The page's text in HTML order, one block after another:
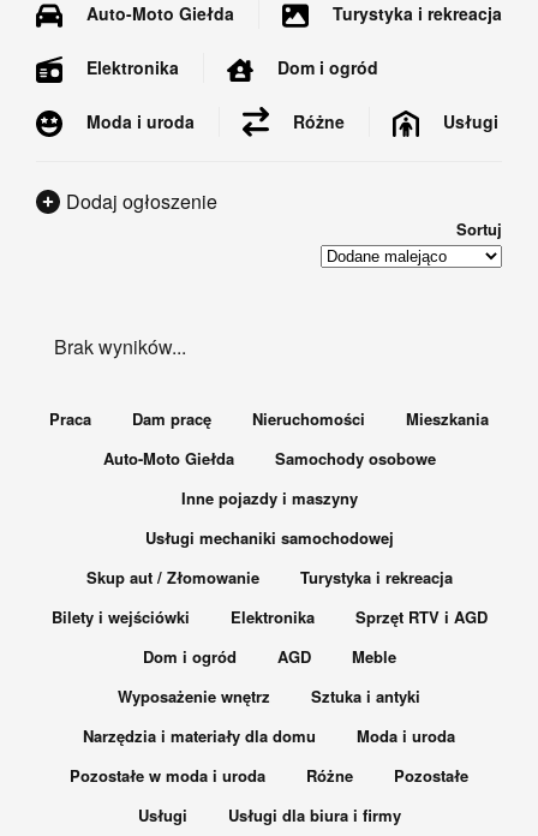
Auto-Moto Giełda Turystyka i rekreacja
Elektronika Dom i ogród
Moda i uroda Różne Usługi
Dodaj ogłoszenie
Sortuj
Brak wyników...
Praca Dam pracę Nieruchomości
Mieszkania
Auto-Moto Giełda
Samochody osobowe
Inne pojazdy i maszyny
Usługi mechaniki samochodowej
Skup aut / Złomowanie
Turystyka i rekreacja
Bilety i wejściówki
Elektronika
Sprzęt RTV i AGD
Dom i ogród
AGD
Meble
Wyposażenie wnętrz
Sztuka i antyki
Narzędzia i materiały dla domu
Moda i uroda
Pozostałe w moda i uroda
Różne
Pozostałe
Usługi
Usługi dla biura i firmy